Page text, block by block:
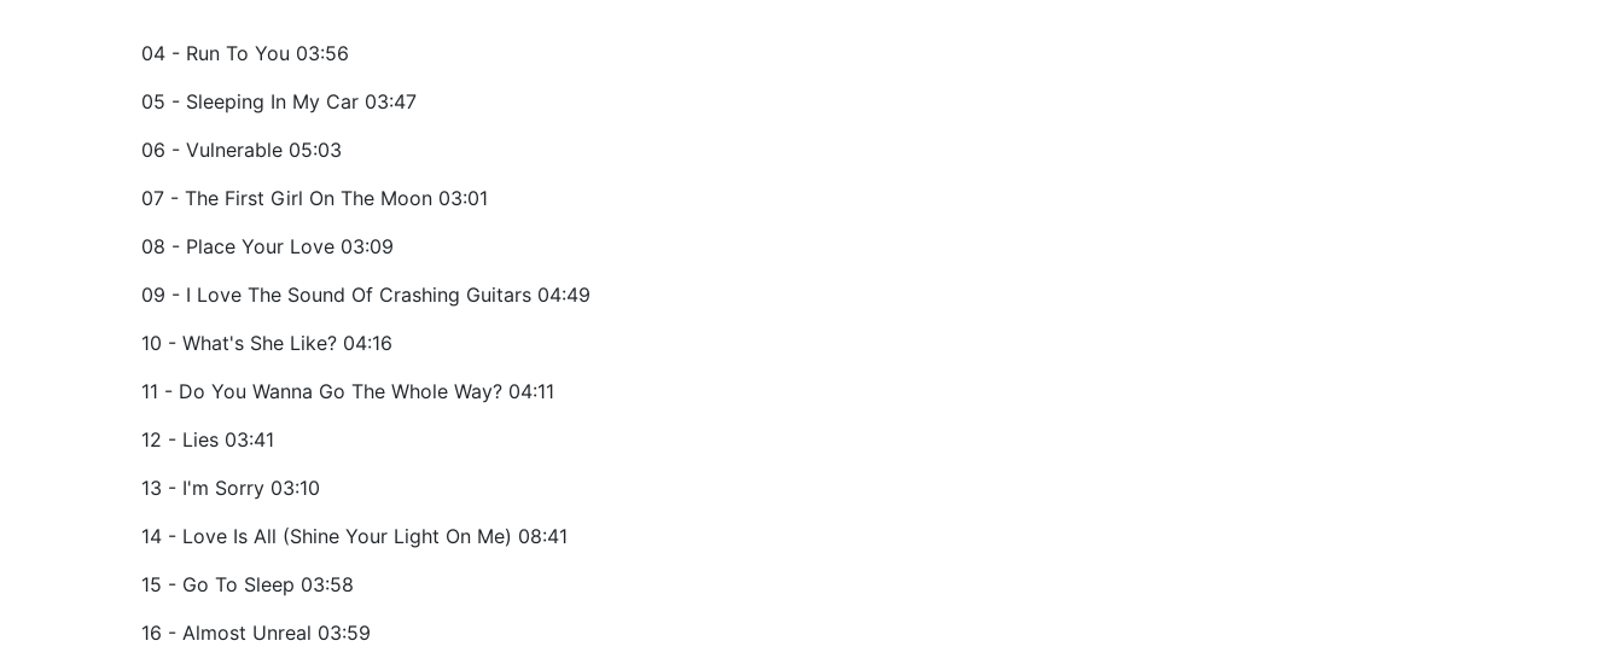
04 - Run To You 03:56
05 - Sleeping In My Car 03:47
06 - Vulnerable 05:03
07 - The First Girl On The Moon 03:01
08 - Place Your Love 03:09
09 - I Love The Sound Of Crashing Guitars 04:49
10 - What's She Like? 04:16
11 - Do You Wanna Go The Whole Way? 04:11
12 - Lies 03:41
13 - I'm Sorry 03:10
14 - Love Is All (Shine Your Light On Me) 08:41
15 - Go To Sleep 03:58
16 - Almost Unreal 03:59